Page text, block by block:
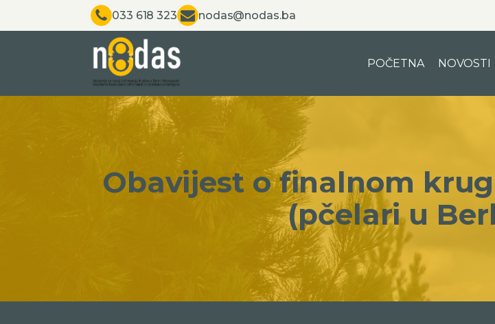
033 618 323 nodas@nodas.ba
POČETNA NOVOSTI
Obavijest o finalnom
(pčelari u